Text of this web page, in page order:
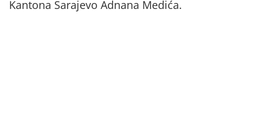
Kantona Sarajevo Adnana Medića.